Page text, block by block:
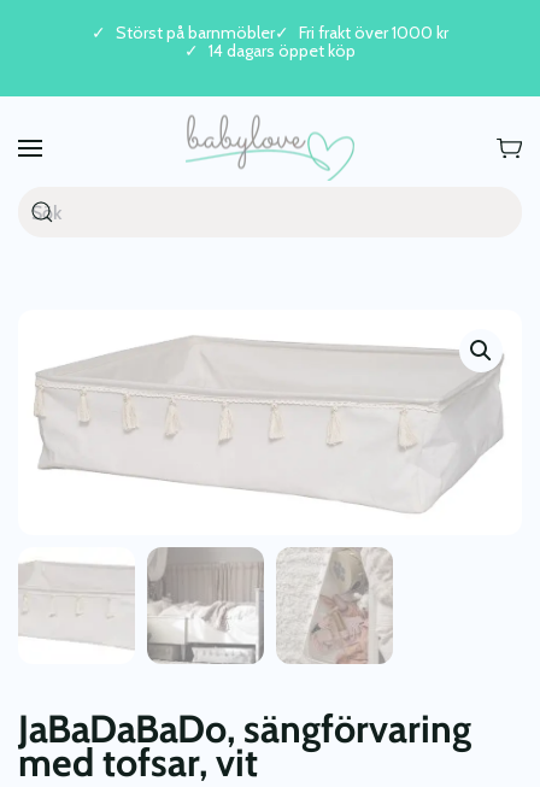
Skip to main content
Störst på barnmöbler
Fri frakt över 1000 kr
14 dagars öppet köp
JaBaDaBaDo, sängförvaring
med tofsar, vit